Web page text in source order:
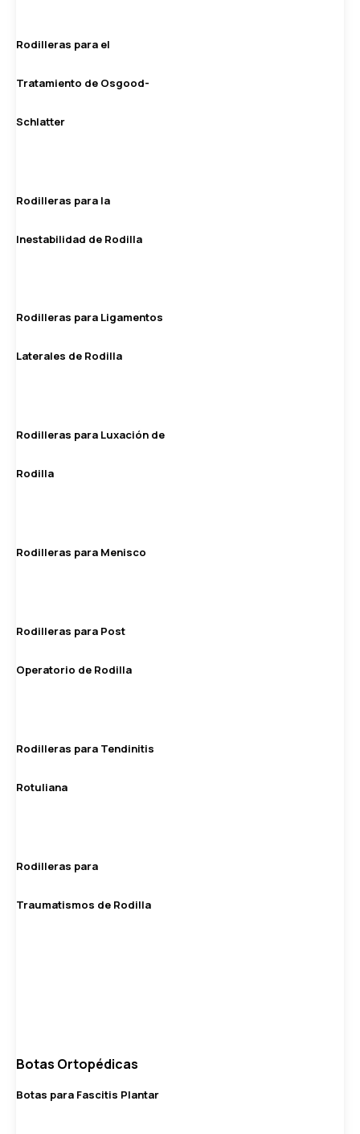
Rodilleras para el
Tratamiento de Osgood-
Schlatter
Rodilleras para la
Inestabilidad de Rodilla
Rodilleras para Ligamentos
Laterales de Rodilla
Rodilleras para Luxación de
Rodilla
Rodilleras para Menisco
Rodilleras para Post
Operatorio de Rodilla
Rodilleras para Tendinitis
Rotuliana
Rodilleras para
Traumatismos de Rodilla
Botas Ortopédicas
Botas para Fascitis Plantar